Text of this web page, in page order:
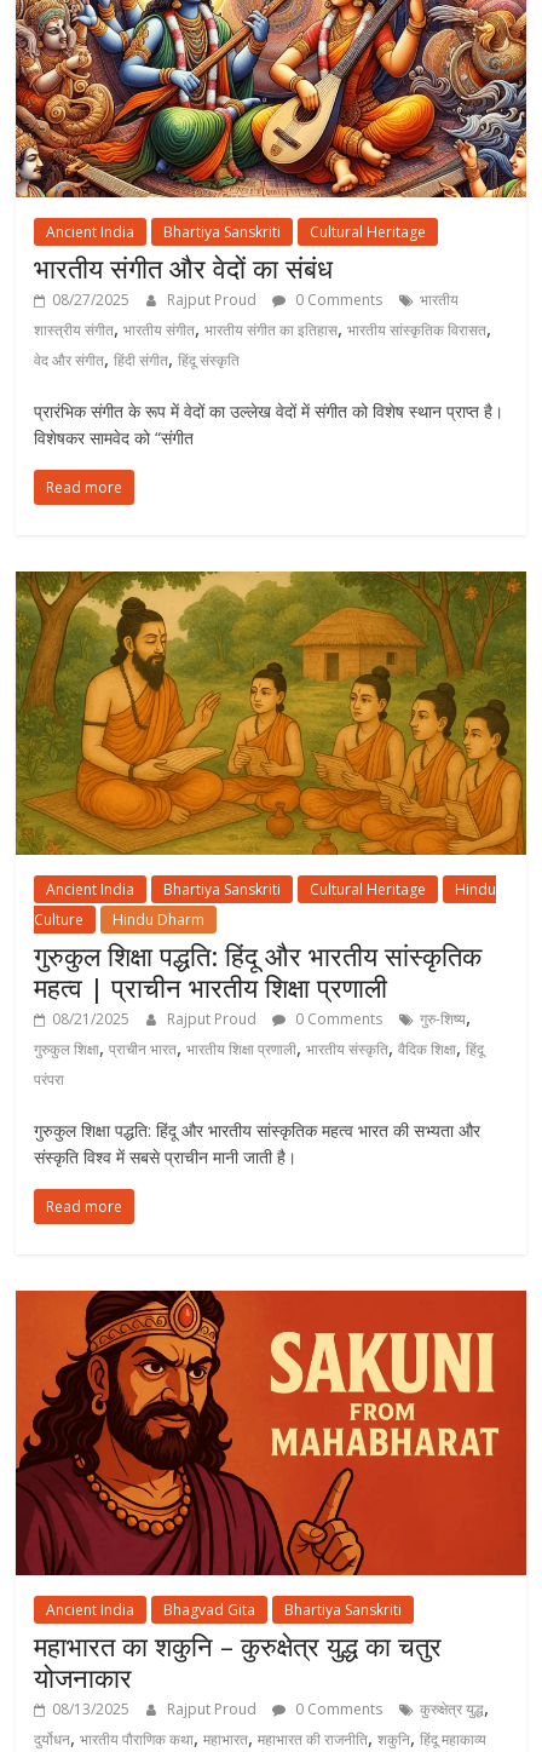
Ancient India Bhartiya Sanskriti Cultural Heritage
भारतीय संगीत और वेदों का संबंध
08/27/2025 Rajput Proud 0 Comments
भारतीय
शास्त्रीय संगीत,भारतीय संगीत,भारतीय संगीत का इतिहास,भारतीय सांस्कृतिक विरासत,
वेद और संगीत,हिंदी संगीत,हिंदू संस्कृति
प्रारंभिक संगीत के रूप में वेदों का उल्लेख वेदों में संगीत को विशेष स्थान प्राप्त है।
विशेषकर सामवेद को “संगीत
Read more
Ancient India Bhartiya Sanskriti Cultural Heritage
Hindu
Culture
Hindu Dharm
गुरुकुल शिक्षा पद्धति: हिंदू और भारतीय सांस्कृतिक
महत्व | प्राचीन भारतीय शिक्षा प्रणाली
08/21/2025 Rajput Proud 0 Comments गुरु-शिष्य,
गुरुकुल शिक्षा,प्राचीन भारत,भारतीय शिक्षा प्रणाली,भारतीय संस्कृति,वैदिक शिक्षा,हिंदू
परंपरा
गुरुकुल शिक्षा पद्धति: हिंदू और भारतीय सांस्कृतिक महत्व भारत की सभ्यता और
संस्कृति विश्व में सबसे प्राचीन मानी जाती है।
Read more
Ancient India Bhagvad Gita Bhartiya Sanskriti
महाभारत का शकुनि – कुरुक्षेत्र युद्ध का चतुर
योजनाकार
08/13/2025 Rajput Proud 0 Comments कुरुक्षेत्र युद्ध,
दुर्योधन,भारतीय पौराणिक कथा,महाभारत,महाभारत की राजनीति,शकुनि,हिंदू महाकाव्य